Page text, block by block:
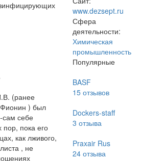
(ранее
) был
сам себе
пор, пока его
как лживого,
, не
www.dezsept.ru
Сфера
деятельности:
Химическая
промышленность
Популярные
BASF
15отзывов
Dockers-staff
3 отзыва
Praxair Rus
24отзыва